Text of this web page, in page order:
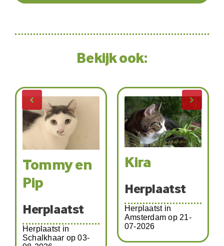
Bekijk ook:
Tommy en
Pip
Herplaatst
Herplaatst in
Schalkhaar op 03-
Kira
Herplaatst
Herplaatst in
Amsterdam op 21-
07-2026